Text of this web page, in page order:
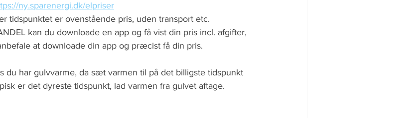
ny.sparenergi.dk/elpriser
tidspunktet er ovenstående pris, uden transport etc.
kan du downloade en app og få vist din pris incl. afgifter,
at downloade din app og præcist få din pris.
du har gulvvarme, da sæt varmen til på det billigste tidspunkt
er det dyreste tidspunkt, lad varmen fra gulvet aftage.